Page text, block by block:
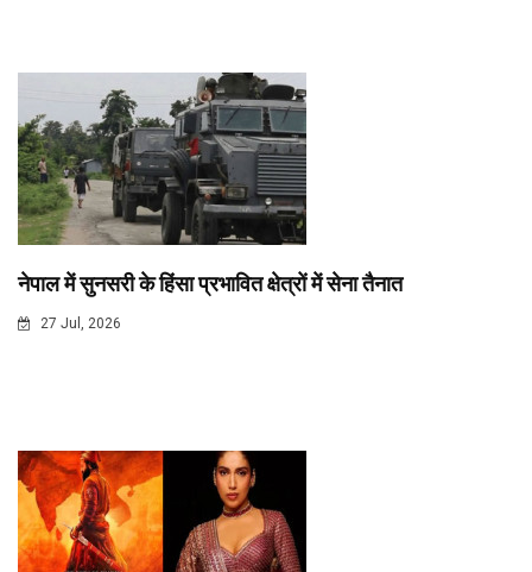
नेपाल में सुनसरी के हिंसा प्रभावित क्षेत्रों में सेना तैनात
27 Jul, 2026